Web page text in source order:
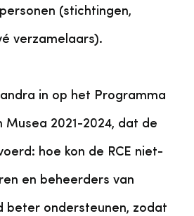
(stichtingen,
verzamelaars).
in op het Programma
Musea 2021-2024, dat de
hoe kon de RCE niet-
en beheerders van
beter ondersteunen, zodat